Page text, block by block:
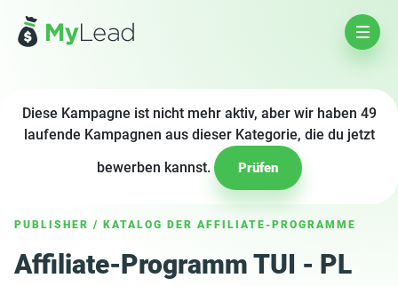
Diese Kampagne ist nicht mehr aktiv, aber wir haben 49
laufende Kampagnen aus dieser Kategorie, die du jetzt
bewerben kannst.
Prüfen
PUBLISHER / KATALOG DER AFFILIATE-PROGRAMME
Affiliate-Programm TUI - PL